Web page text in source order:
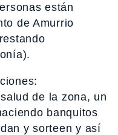
están
de Amurrio
de la zona, un
banquitos
y sorteen y así